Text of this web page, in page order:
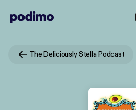
The Deliciously Stella Podcast